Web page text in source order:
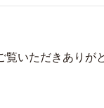
覧いただきありが